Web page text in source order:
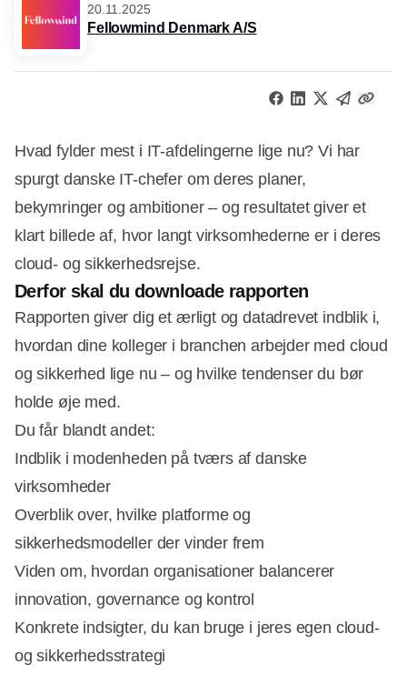
20.11.2025
Fellowmind Denmark A/S
Hvad fylder mest i IT-afdelingerne lige nu? Vi har
spurgt danske IT-chefer om deres planer,
bekymringer og ambitioner – og resultatet giver et
klart billede af, hvor langt virksomhederne er i deres
cloud- og sikkerhedsrejse.
Derfor skal du downloade rapporten
Rapporten giver dig et ærligt og datadrevet indblik i,
hvordan dine kolleger i branchen arbejder med cloud
og sikkerhed lige nu – og hvilke tendenser du bør
holde øje med.
Du får blandt andet:
Indblik i modenheden på tværs af danske
virksomheder
Overblik over, hvilke platforme og
sikkerhedsmodeller der vinder frem
Viden om, hvordan organisationer balancerer
innovation, governance og kontrol
Konkrete indsigter, du kan bruge i jeres egen cloud-
og sikkerhedsstrategi